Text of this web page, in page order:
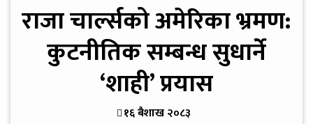
राजा चार्ल्सको अमेरिका भ्रमण:
कुटनीतिक सम्बन्ध सुधार्ने
‘शाही’ प्रयास
१६ बैशाख २०८३